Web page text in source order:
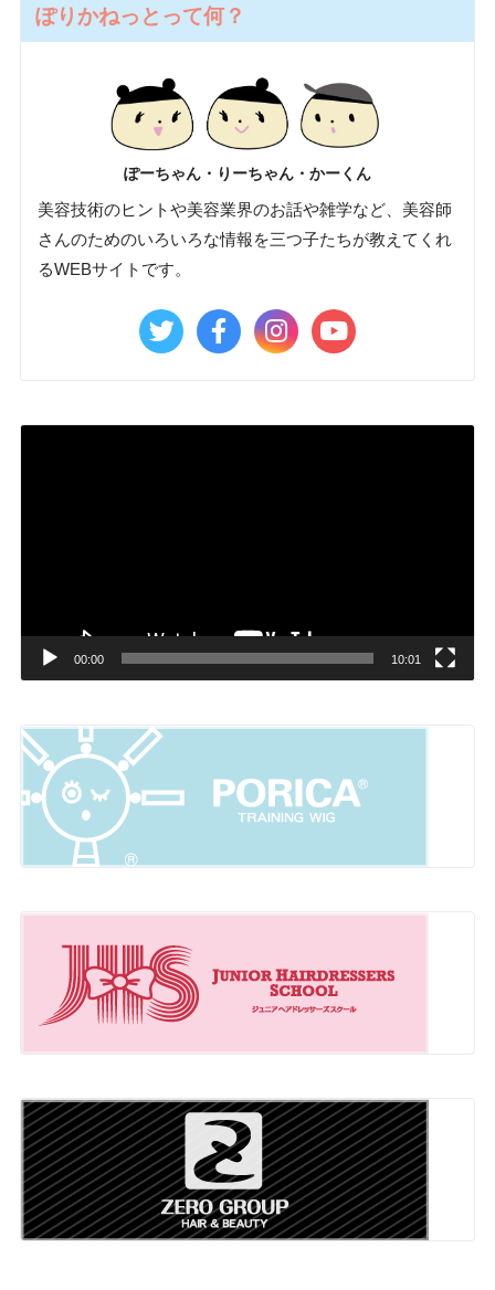
ぽりかねっとって何？
ぽーちゃん・りーちゃん・かーくん
美容技術のヒントや美容業界のお話や雑学など、美容師
さんのためのいろいろな情報を三つ子たちが教えてくれ
るWEBサイトです。
00:00 10:01